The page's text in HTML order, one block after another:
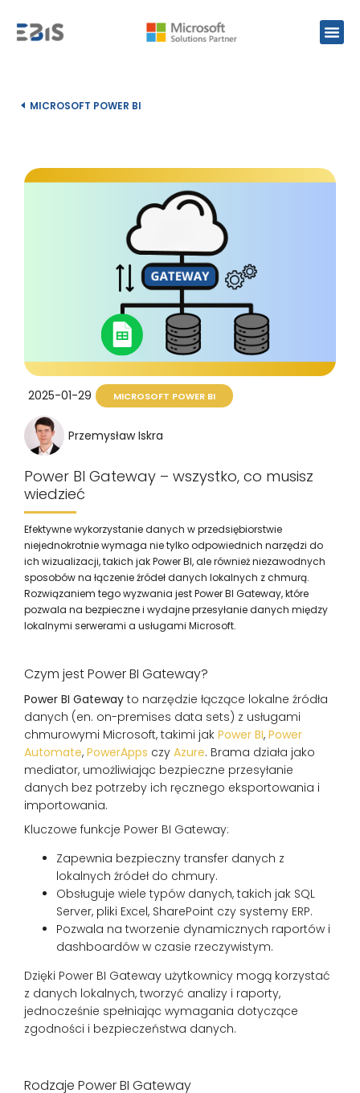
MICROSOFT POWER BI
2025-01-29 MICROSOFT POWER BI
Przemysław Iskra
Power BI Gateway – wszystko, co musisz
wiedzieć
Efektywne wykorzystanie danych w przedsiębiorstwie
niejednokrotnie wymaga nie tylko odpowiednich narzędzi do
ich wizualizacji, takich jak Power BI, ale również niezawodnych
sposobów na łączenie źródeł danych lokalnych z chmurą.
Rozwiązaniem tego wyzwania jest Power BI Gateway, które
pozwala na bezpieczne i wydajne przesyłanie danych między
lokalnymi serwerami a usługami Microsoft.
Czym jest Power BI Gateway?
Power BI Gateway to narzędzie łączące lokalne źródła
danych (en. on-premises data sets) z usługami
chmurowymi Microsoft, takimi jak Power BI, Power
Automate, PowerApps czy Azure. Brama działa jako
mediator, umożliwiając bezpieczne przesyłanie
danych bez potrzeby ich ręcznego eksportowania i
importowania.
Kluczowe funkcje Power BI Gateway:
Zapewnia bezpieczny transfer danych z
lokalnych źródeł do chmury.
Obsługuje wiele typów danych, takich jak SQL
Server, pliki Excel, SharePoint czy systemy ERP.
Pozwala na tworzenie dynamicznych raportów i
dashboardów w czasie rzeczywistym.
Dzięki Power BI Gateway użytkownicy mogą korzystać
z danych lokalnych, tworzyć analizy i raporty,
jednocześnie spełniając wymagania dotyczące
zgodności i bezpieczeństwa danych.
Rodzaje Power BI Gateway